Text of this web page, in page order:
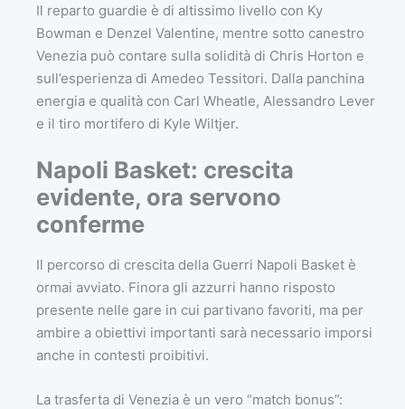
Il reparto guardie è di altissimo livello con Ky
Bowman e Denzel Valentine, mentre sotto canestro
Venezia può contare sulla solidità di Chris Horton e
sull’esperienza di Amedeo Tessitori. Dalla panchina
energia e qualità con Carl Wheatle, Alessandro Lever
e il tiro mortifero di Kyle Wiltjer.
Napoli Basket: crescita
evidente, ora servono
conferme
Il percorso di crescita della Guerri Napoli Basket è
ormai avviato. Finora gli azzurri hanno risposto
presente nelle gare in cui partivano favoriti, ma per
ambire a obiettivi importanti sarà necessario imporsi
anche in contesti proibitivi.
La trasferta di Venezia è un vero “match bonus”: